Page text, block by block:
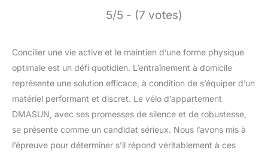
5/5 - (7 votes)
Concilier une vie active et le maintien d’une forme physique
optimale est un défi quotidien. L’entraînement à domicile
représente une solution efficace, à condition de s’équiper d’un
matériel performant et discret. Le vélo d’appartement
DMASUN, avec ses promesses de silence et de robustesse,
se présente comme un candidat sérieux. Nous l’avons mis à
l’épreuve pour déterminer s’il répond véritablement à ces